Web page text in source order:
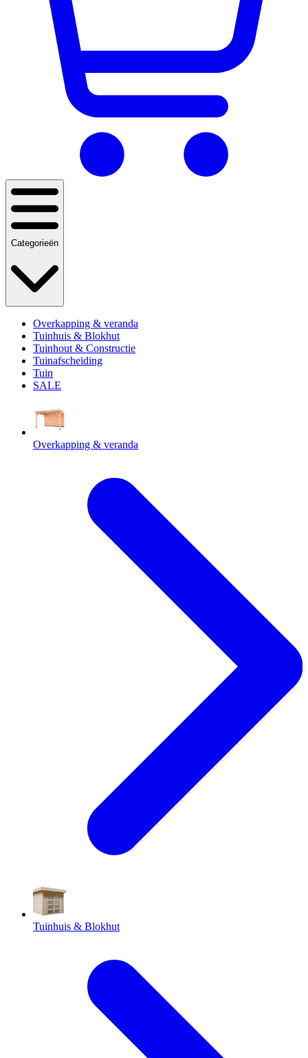
Categorieën
Overkapping & veranda
Tuinhuis & Blokhut
Tuinhout & Constructie
Tuinafscheiding
Tuin
SALE
Overkapping & veranda
Tuinhuis & Blokhut